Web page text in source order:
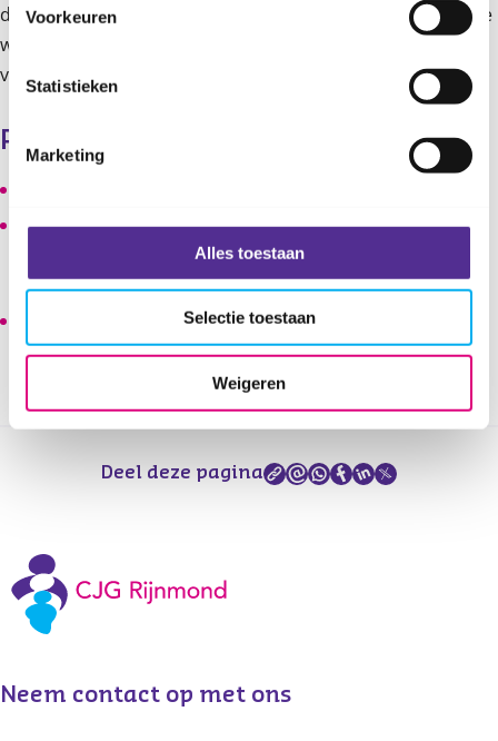
Voorkeuren
Statistieken
Marketing
Alles toestaan
Selectie toestaan
Weigeren
de informatie uit de cursus thuis toe te passen. Ook krijg je
wekelijks een folder met informatie over het onderwerp
van die week.
Praktische informatie
Deze cursus wordt niet georganiseerd door CJG
Rijnmond, maar door een externe partij. Dit verschilt
per gemeente.
Na inschrijving ontvang je een bevestiging en meer
praktische informatie van de externe aanbieder.
Deel deze pagina
Neem contact op met ons